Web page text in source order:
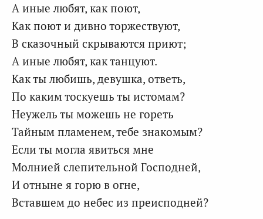
А иные любят, как поют,
Как поют и дивно торжествуют,
В сказочный скрываются приют;
А иные любят, как танцуют.
Как ты любишь, девушка, ответь,
По каким тоскуешь ты истомам?
Неужель ты можешь не гореть
Тайным пламенем, тебе знакомым?
Если ты могла явиться мне
Молнией слепительной Господней,
И отныне я горю в огне,
Вставшем до небес из преисподней?